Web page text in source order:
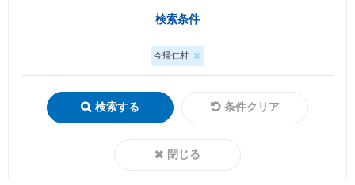
検索条件
今帰仁村
検索する 条件クリア
閉じる